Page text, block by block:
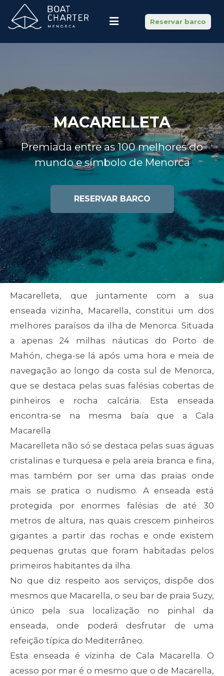
Reservar barco
MACARELLETA
Premiada entre as 100 melhores do
mundo e símbolo de Menorca
RESERVAR BARCO
Macarelleta, que juntamente com a sua
enseada vizinha, Macarella, constitui um dos
melhores paraísos da ilha de Menorca. Situada
a apenas 24 milhas náuticas do Porto de
Mahón, chega-se lá após uma hora e meia de
navegação ao longo da costa sul de Menorca,
que se destaca pelas suas falésias cobertas de
pinheiros e rocha calcária. Esta enseada
encontra-se na mesma baía que a Cala
Macarella
Macarelleta não só se destaca pelas suas águas
cristalinas e turquesa e pela areia branca e fina,
mas também por ser uma das praias onde
mais se pratica o nudismo. A enseada está
protegida por enormes falésias de até 30
metros de altura, nas quais crescem pinheiros
gigantes a partir das rochas e onde existem
pequenas grutas que foram habitadas pelos
primeiros habitantes da ilha.
No que diz respeito aos serviços, dispõe dos
mesmos que Macarella, o seu bar de praia Suzy,
único pela sua localização no pinhal da
enseada, onde poderá desfrutar de uma
refeição típica do Mediterrâneo.
Esta enseada é vizinha de Cala Macarella. O
acesso por mar é o mesmo que o de Macarella,